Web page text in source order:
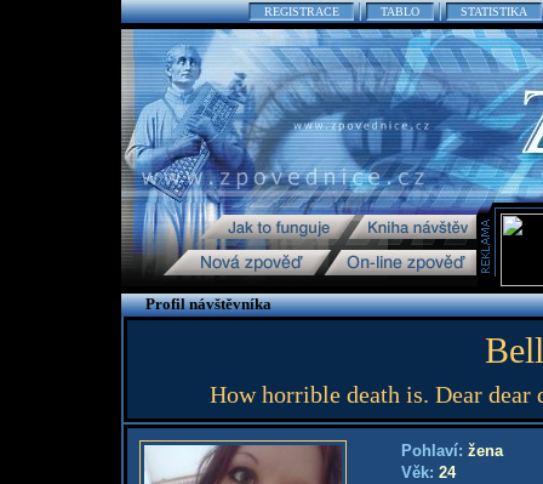
REGISTRACE TABLO STATISTIKA
Profil návštěvníka
How horrible death is. Dear dear
Pohlaví: žena
Věk: 24